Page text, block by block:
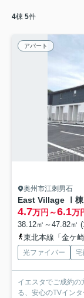
4棟 5件
アパート
奥州市江刺男石
East Village Ⅰ棟
4.7万円～6.1万
38.12㎡～47.82㎡
東北本線「金ケ
光ファイバー 宅
イエスタでご成約
る、安心のTVイン